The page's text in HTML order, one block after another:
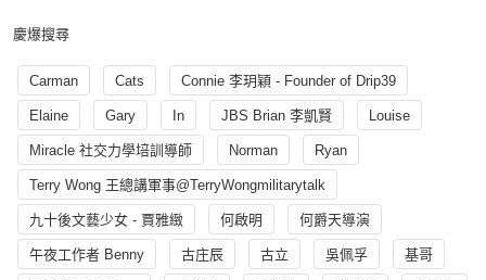
慶爆搜尋
Carman Cats Connie 李玥穎 - Founder of Drip39
Elaine Gary In JBS Brian 李凱賢 Louise
Miracle 社交力學培訓導師 Norman Ryan
Terry Wong 王總講軍事@TerryWongmilitarytalk
九十後文藝少女 - 賈雅緻 何啟明 何爵天導演
午夜工作者 Benny 古庄辰 古立 吳佩孚 基哥